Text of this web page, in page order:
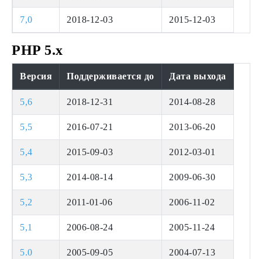
7,0 2018-12-03 2015-12-03
PHP 5.x
Версия Поддерживается до Дата выхода
5,6 2018-12-31 2014-08-28
5,5 2016-07-21 2013-06-20
5,4 2015-09-03 2012-03-01
5,3 2014-08-14 2009-06-30
5,2 2011-01-06 2006-11-02
5,1 2006-08-24 2005-11-24
5.0 2005-09-05 2004-07-13